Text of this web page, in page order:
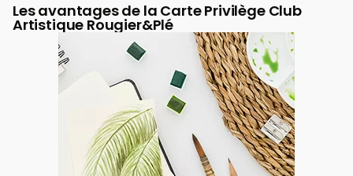
Les avantages de la Carte Privilège Club
Artistique Rougier&Plé